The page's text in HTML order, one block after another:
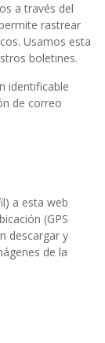
a través del
rastrear
Usamos esta
boletines.
identificable
de correo
a esta web
(GPS
descargar y
de la